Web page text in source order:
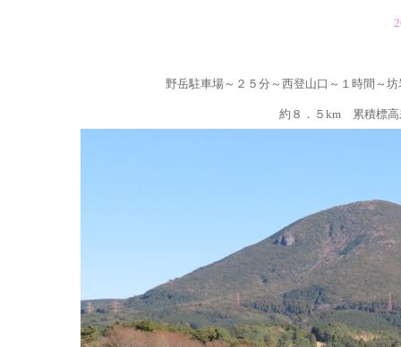
野岳駐車場～２５分～西登山口～１時間～
約８．５km 累積標